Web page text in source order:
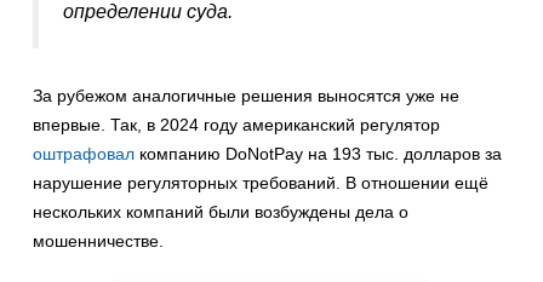
определении суда.
За рубежом аналогичные решения выносятся уже не
впервые. Так, в 2024 году американский регулятор
оштрафовал компанию DoNotPay на 193 тыс. долларов за
нарушение регуляторных требований. В отношении ещё
нескольких компаний были возбуждены дела о
мошенничестве.